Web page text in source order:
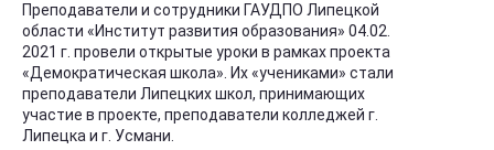
Преподаватели и сотрудники ГАУДПО Липецкой
области «Институт развития образования» 04.02.
2021 г. провели открытые уроки в рамках проекта
«Демократическая школа». Их «учениками» стали
преподаватели Липецких школ, принимающих
участие в проекте, преподаватели колледжей г.
Липецка и г. Усмани.